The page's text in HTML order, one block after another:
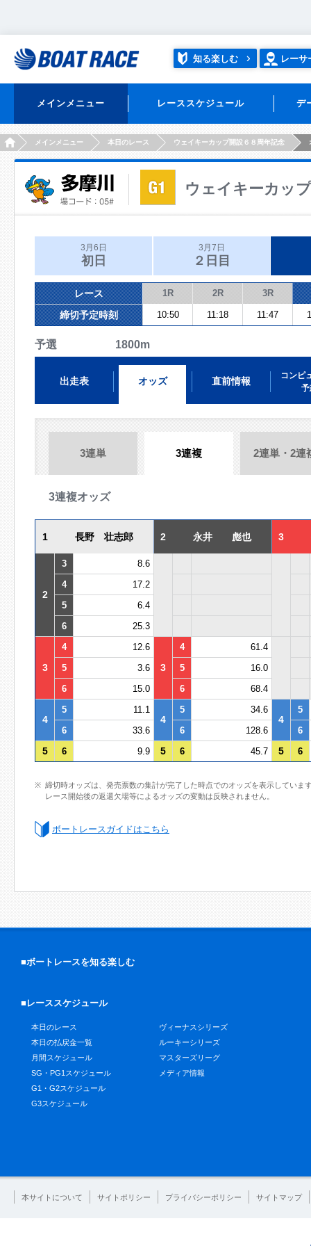
知る楽しむ レーサ
メインメニュー レーススケジュール デ
HOMEメインメニュー 本日のレース ウェイキーカップ開設６８周年記念
ウェイキーカッ
3月6日
初日
3月7日
２日目
レース 1R 2R 3R
締切予定時刻 10:50 11:18 11:47
予選 1800m
出走表 オッズ 直前情報
コンピ
予
3連単 3連複 2連単・2連
3連複オッズ
1 長野 壮志郎 2 永井 彪也 3
2
3
8.6
4
17.2
5
6.4
6
25.3
3
4 12.6
3
4
61.4
5
3.6 5
16.0
6
15.0 6 68.4
4
5 11.1
4
5 34.6
4
5
6
33.6 6 128.6 6
5 6 9.9 5 6 45.7 5 6
締切時オッズは、発売票数の集計が完了した時点でのオッズを表示していま
レース開始後の返還欠場等によるオッズの変動は反映されません。
ボートレースガイドはこちら
■ボートレースを知る楽しむ
■レーススケジュール
本日のレース
本日の払戻金一覧
月間スケジュール
SG・PG1スケジュール
G1・G2スケジュール
G3スケジュール
ヴィーナスシリーズ
ルーキーシリーズ
マスターズリーグ
メディア情報
本サイトについて サイトポリシー プライバシーポリシー サイトマップ